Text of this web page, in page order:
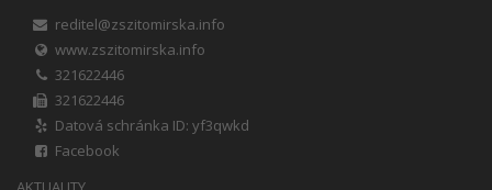
reditel@zszitomirska.info
www.zszitomirska.info
321622446
321622446
Datová schránka ID: yf3qwkd
Facebook